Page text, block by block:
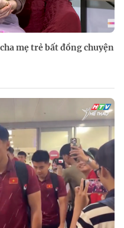
mẹ trẻ bất đồng chuyện